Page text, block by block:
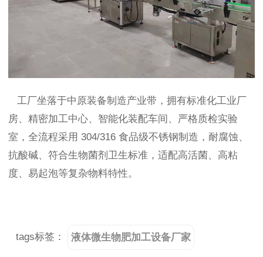
工厂坐落于中原装备制造产业带，拥有标准化工业厂
房、精密加工中心、智能化装配车间、严格质检实验
室，全流程采用 304/316 食品级不锈钢制造，耐腐蚀、
抗酸碱、符合生物菌剂卫生标准，适配高活菌、高粘
度、易起泡等复杂物料特性。
tags标签： 液体微生物肥加工设备厂家